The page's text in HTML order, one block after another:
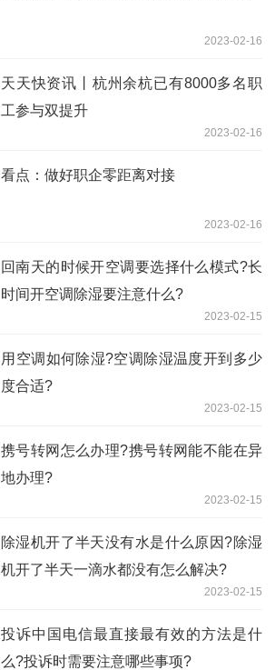
2023-02-16
天天快资讯丨杭州余杭已有8000多名职
工参与双提升
2023-02-16
看点：做好职企零距离对接
2023-02-16
回南天的时候开空调要选择什么模式?长
时间开空调除湿要注意什么?
2023-02-15
用​空调如何除湿?空调除湿温度开到多少
度合适?
2023-02-15
携号转网怎么办理?携号转网能不能在异
地办理?
2023-02-15
除湿机开了半天没有水是什么原因?除湿
机开了半天一滴水都没有怎么解决?
2023-02-15
投诉中国电信最直接最有效的方法是什
么?投诉时需要注意哪些事项?